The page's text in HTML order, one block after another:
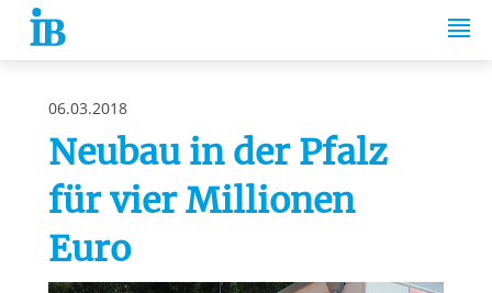
Springe zum Inhalt
06.03.2018
Neubau in der Pfalz
für vier Millionen
Euro